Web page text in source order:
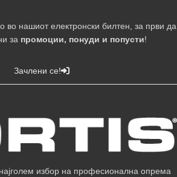
во нашиот електронски билтен, за први да
за промоции, понуди и попусти!
Зачлени се!
избор на професионална опрема